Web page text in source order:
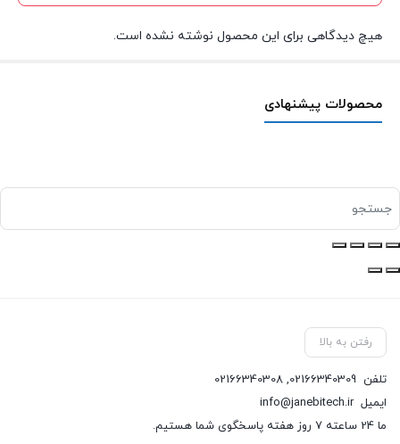
هیچ دیدگاهی برای این محصول نوشته نشده است.
محصولات پیشنهادی
رفتن به بالا
تلفن 02166340309
,
02166340308
ایمیلinfo@janebitech.ir
ما 24 ساعته 7 روز هفته پاسخگوی شما هستیم.